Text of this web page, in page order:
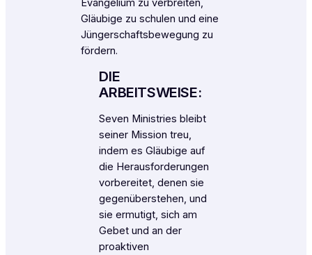
Evangelium zu verbreiten,
Gläubige zu schulen und eine
Jüngerschaftsbewegung zu
fördern.
DIE
ARBEITSWEISE:
Seven Ministries bleibt
seiner Mission treu,
indem es Gläubige auf
die Herausforderungen
vorbereitet, denen sie
gegenüberstehen, und
sie ermutigt, sich am
Gebet und an der
proaktiven